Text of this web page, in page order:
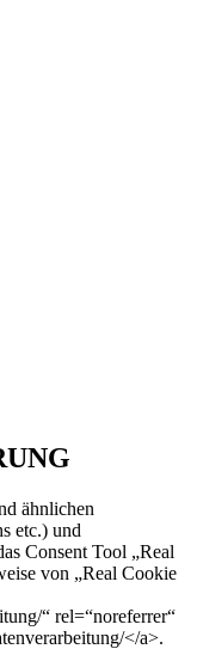
ähnlichen
etc.) und
Consent Tool „Real
von „Real Cookie
“ rel=“noreferrer“
</a>.